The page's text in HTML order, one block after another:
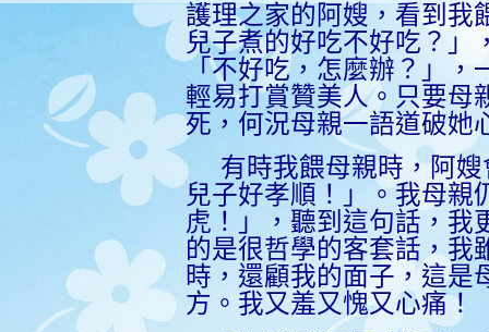
護理之家的阿嫂，看到我
兒子煮的好吃不好吃？」
「不好吃，怎麼辦？」，
輕易打賞贊美人。只要母
死，何況母親一語道破她
有時我餵母親時，阿
兒子好孝順！」。我母親
虎！」，聽到這句話，我
的是很哲學的客套話，我
時，還顧我的面子，這是
方。我又羞又愧又心痛！